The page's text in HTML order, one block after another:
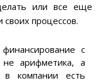
или все еще
своих процессов.
с
арифметика, а
компании есть